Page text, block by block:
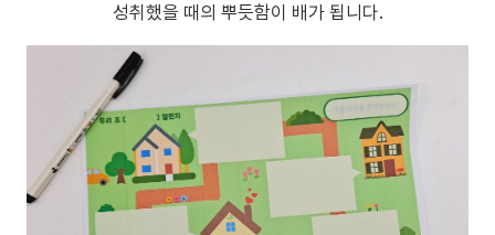
성취했을 때의 뿌듯함이 배가 됩니다.